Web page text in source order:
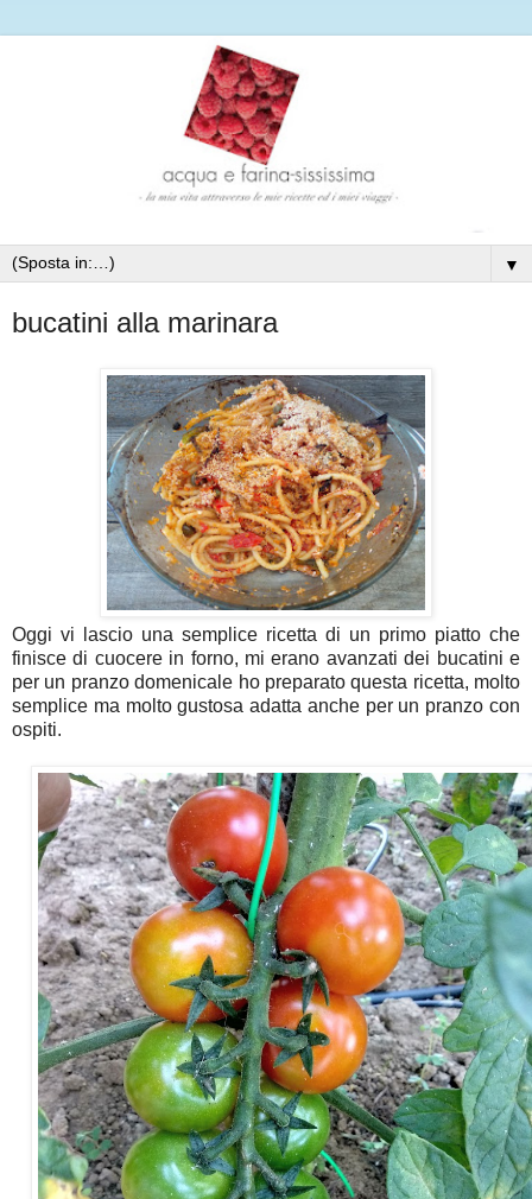
▼
bucatini alla marinara
Oggi vi lascio una semplice ricetta di un primo piatto che
finisce di cuocere in forno, mi erano avanzati dei bucatini e
per un pranzo domenicale ho preparato questa ricetta, molto
semplice ma molto gustosa adatta anche per un pranzo con
ospiti.